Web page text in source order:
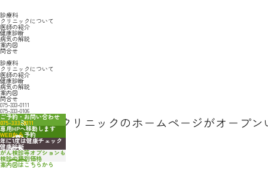
診療科
クリニックについて
医師の紹介
健康診断
病気の解説
案内図
問合せ
診療科
クリニックについて
医師の紹介
健康診断
病気の解説
案内図
問合せ
075-333-0111
075-333-0106
ご予約・お問い合わせ
075-333-0111
専用HPへ移動します
WEBから予約
年に1度は健康チェック
健康診断
がん検診等オプションも
検診の種別価格
案内図はこちらから
洛西西京都クリニックのホームページがオープン